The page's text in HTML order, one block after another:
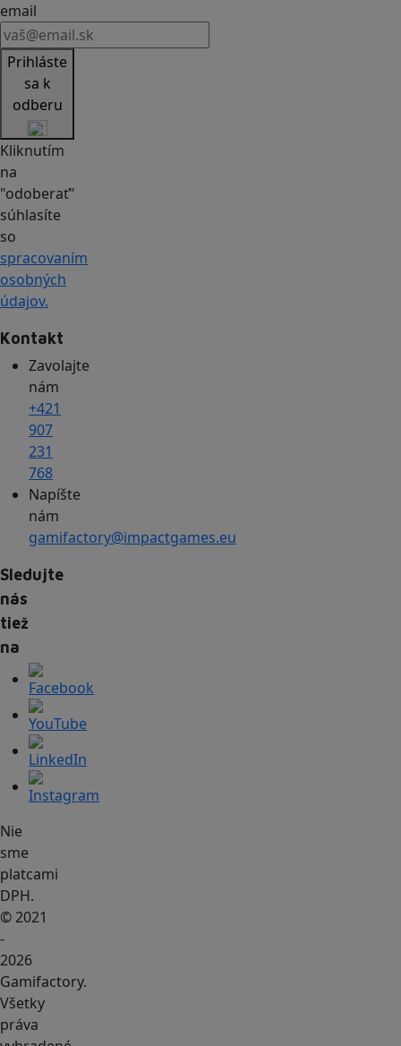
email
Prihláste
sa k
odberu
Kliknutím
na
"odoberať"
súhlasíte
so
spracovaním
osobných
údajov.
Kontakt
Zavolajte
nám
+421
907
231
768
Napíšte
nám
gamifactory@impactgames.eu
Sledujte
nás
tiež
na
Nie
sme
platcami
DPH.
© 2021
-
2026
Gamifactory.
Všetky
práva